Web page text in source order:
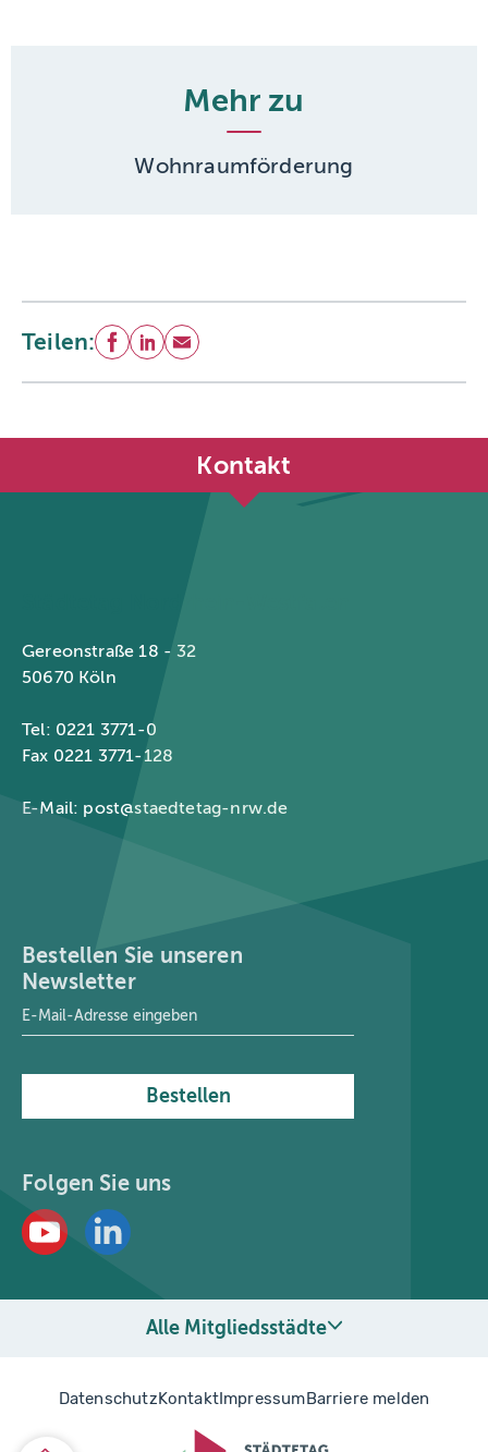
Mehr zu
Wohnraumförderung
Teilen: Facebook
LinkedIn
E-Mail
Kontakt
Gereonstraße 18 - 32
50670 Köln
Tel: 0221 3771-0
Fax 0221 3771-128
E-Mail: post@staedtetag-nrw.de
Bestellen Sie unseren
Newsletter
E-Mail-Adresse
Bestellen
Folgen Sie uns
Alle Mitgliedsstädte
DatenschutzKontaktImpressumBarriere melden